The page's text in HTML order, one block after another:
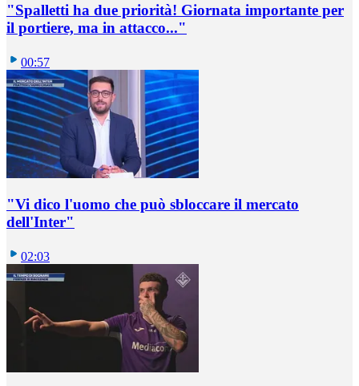
"Spalletti ha due priorità! Giornata importante per
il portiere, ma in attacco..."
00:57
"Vi dico l'uomo che può sbloccare il mercato
dell'Inter"
02:03